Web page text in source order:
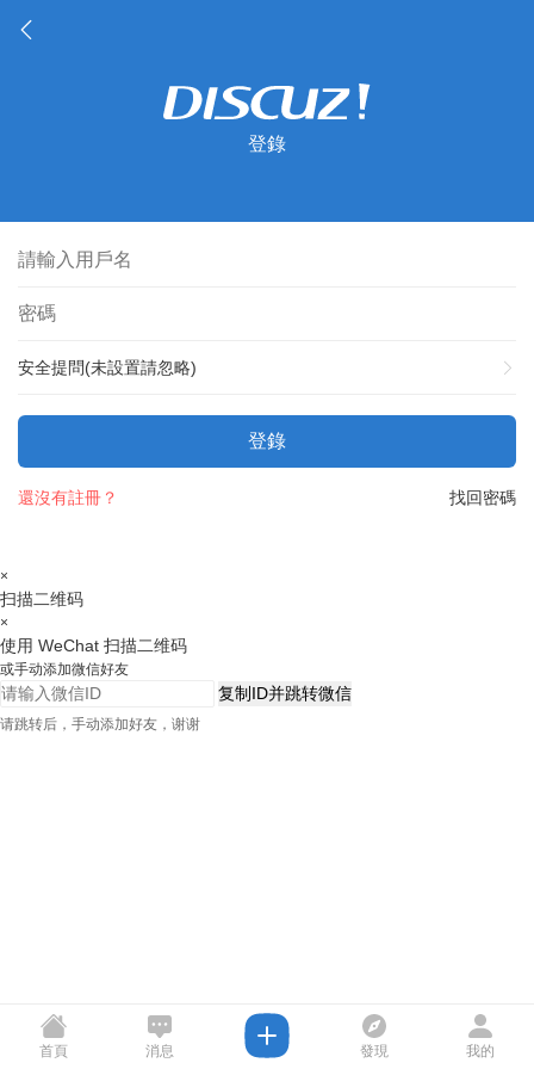
登錄
安全提問(未設置請忽略)
登錄
找回密碼
還沒有註冊？
×
扫描二维码
×
使用 WeChat 扫描二维码
或手动添加微信好友
复制ID并跳转微信
请跳转后，手动添加好友，谢谢
首頁 消息 發現 我的